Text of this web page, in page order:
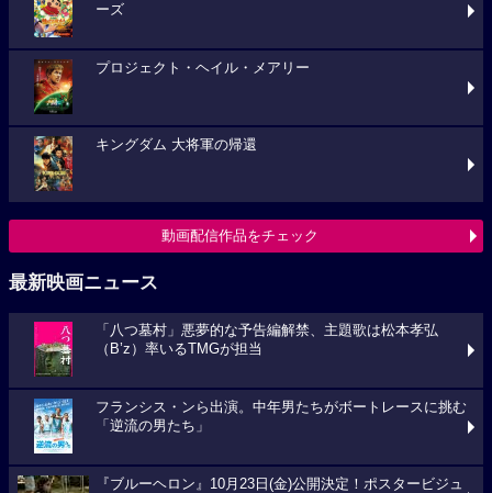
ーズ
プロジェクト・ヘイル・メアリー
キングダム 大将軍の帰還
動画配信作品をチェック
最新映画ニュース
「八つ墓村」悪夢的な予告編解禁、主題歌は松本孝弘
（B’z）率いるTMGが担当
フランシス・ンら出演。中年男たちがボートレースに挑む
「逆流の男たち」
『ブルーヘロン』10月23日(金)公開決定！ポスタービジュ